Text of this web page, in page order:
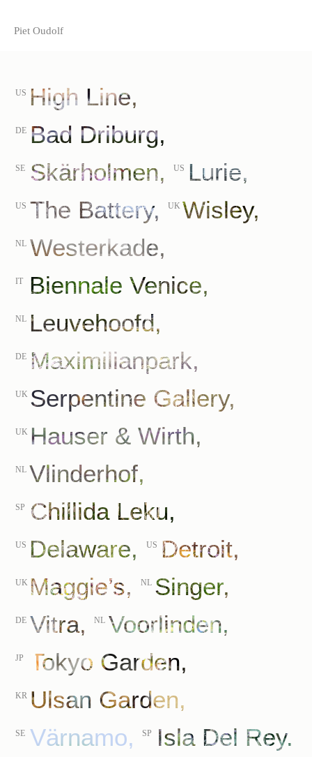
Piet Oudolf
US High Line,
DE Bad Driburg,
SE Skärholmen, US Lurie,
US The Battery, UK Wisley,
NL Westerkade,
IT Biennale Venice,
NL Leuvehoofd,
DE Maximilianpark,
UK Serpentine Gallery,
UK Hauser & Wirth,
NL Vlinderhof,
SP Chillida Leku,
US Delaware, US Detroit,
UK Maggie’s, NL Singer,
DE Vitra, NL Voorlinden,
JP Tokyo Garden,
KR Ulsan Garden,
SE Värnamo, SP Isla Del Rey.